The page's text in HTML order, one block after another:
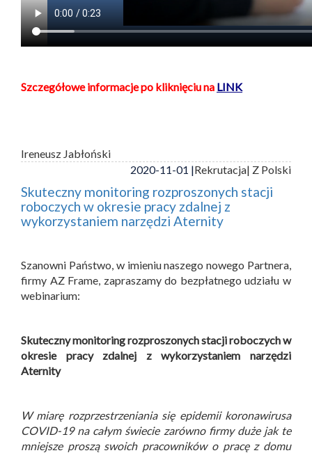
Szczegółowe informacje po kliknięciu na LINK
Ireneusz Jabłoński
2020-11-01 |Rekrutacja| Z Polski
Skuteczny monitoring rozproszonych stacji
roboczych w okresie pracy zdalnej z
wykorzystaniem narzędzi Aternity
Szanowni Państwo, w imieniu naszego nowego Partnera,
firmy AZ Frame, zapraszamy do bezpłatnego udziału w
webinarium:
Skuteczny monitoring rozproszonych stacji roboczych w
okresie pracy zdalnej z wykorzystaniem narzędzi
Aternity
W miarę rozprzestrzeniania się epidemii koronawirusa
COVID-19 na całym świecie zarówno firmy duże jak te
mniejsze proszą swoich pracowników o pracę z domu